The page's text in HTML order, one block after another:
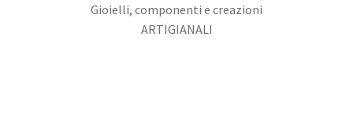
Gioielli, componenti e creazioni
ARTIGIANALI